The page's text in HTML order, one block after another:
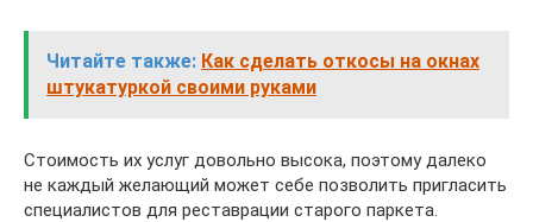
Читайте также: Как сделать откосы на окнах
штукатуркой своими руками
Стоимость их услуг довольно высока, поэтому далеко
не каждый желающий может себе позволить пригласить
специалистов для реставрации старого паркета.